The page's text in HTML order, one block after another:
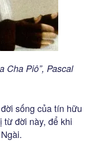
Cha Piô”, Pascal
sống của tín hữu
từ đời này, để khi